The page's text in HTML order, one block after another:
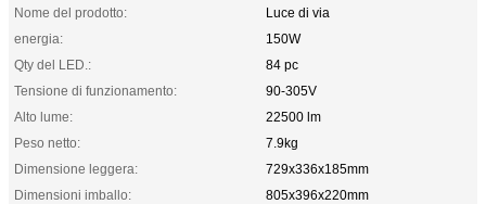
Nome del prodotto:
Luce di via
energia:
150W
Qty del LED.:
84 pc
Tensione di funzionamento:
90-305V
Alto lume:
22500 lm
Peso netto:
7.9kg
Dimensione leggera:
729x336x185mm
Dimensioni imballo:
805x396x220mm